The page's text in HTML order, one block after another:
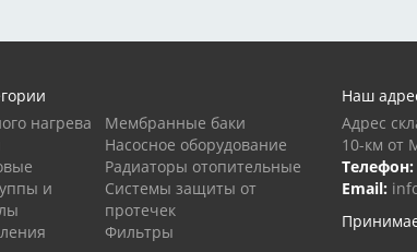
нагрева
и
Мембранные баки
Насосное оборудование
Радиаторы отопительные
Системы защиты от
протечек
Фильтры
Наш
Адрес
10-км от
Телефон:
Email: